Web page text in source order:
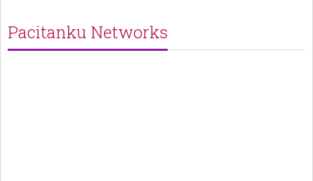
Pacitanku Networks